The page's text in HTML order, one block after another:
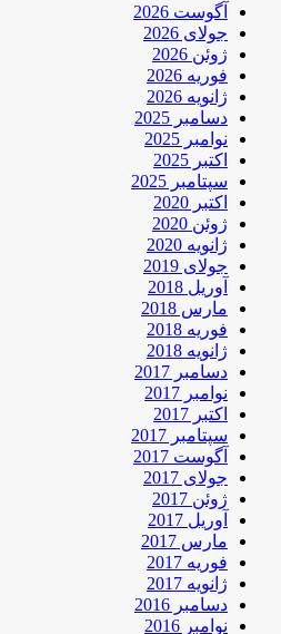
آگوست 2026
جولای 2026
ژوئن 2026
فوریه 2026
ژانویه 2026
دسامبر 2025
نوامبر 2025
اکتبر 2025
سپتامبر 2025
اکتبر 2020
ژوئن 2020
ژانویه 2020
جولای 2019
آوریل 2018
مارس 2018
فوریه 2018
ژانویه 2018
دسامبر 2017
نوامبر 2017
اکتبر 2017
سپتامبر 2017
آگوست 2017
جولای 2017
ژوئن 2017
آوریل 2017
مارس 2017
فوریه 2017
ژانویه 2017
دسامبر 2016
نوامبر 2016